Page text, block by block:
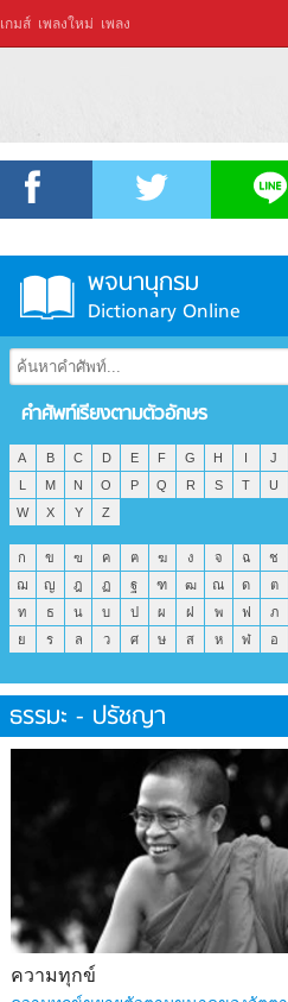
เกมส์ เพลงใหม่ เพลง
พจนานุกรม
Dictionary Online
คำศัพท์เรียงตามตัวอักษร
A B C D E F G H I J
L
M N O P Q R S T U
W
X Y Z
ก ข ฃ ค ฅ ฆ ง จ ฉ ช
ฌ
ญ ฎ ฏ ฐ ฑ ฒ ณ ด ต
ท
ธ น บ ป ผ ฝ พ ฟ ภ
ย
ร ล ว ศ ษ ส ห ฬ อ
ธรรมะ - ปรัชญา
ความทุกข์